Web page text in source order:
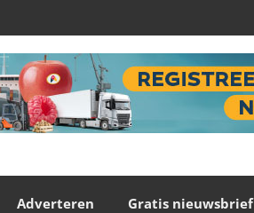
Adverteren Gratis nieuwsbrief